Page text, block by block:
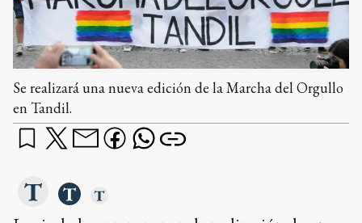
Se realizará una nueva edición de la Marcha del Orgullo
en Tandil.